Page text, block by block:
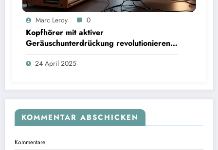
Marc Leroy 0
Kopfhörer mit aktiver
Geräuschunterdrückung revolutionieren
das Hörerlebnis für anspruchsvolle
Audiophile.
24 April 2025
KOMMENTAR ABSCHICKEN
Kommentare